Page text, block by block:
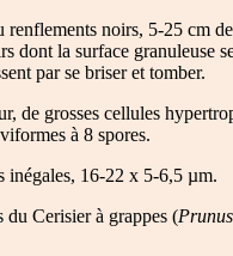
renflements noirs, 5-25 cm
dont la surface granuleuse
par se briser et tomber.
de grosses cellules
à 8 spores.
inégales, 16-22 x 5-6,5 µm.
du Cerisier à grappes (